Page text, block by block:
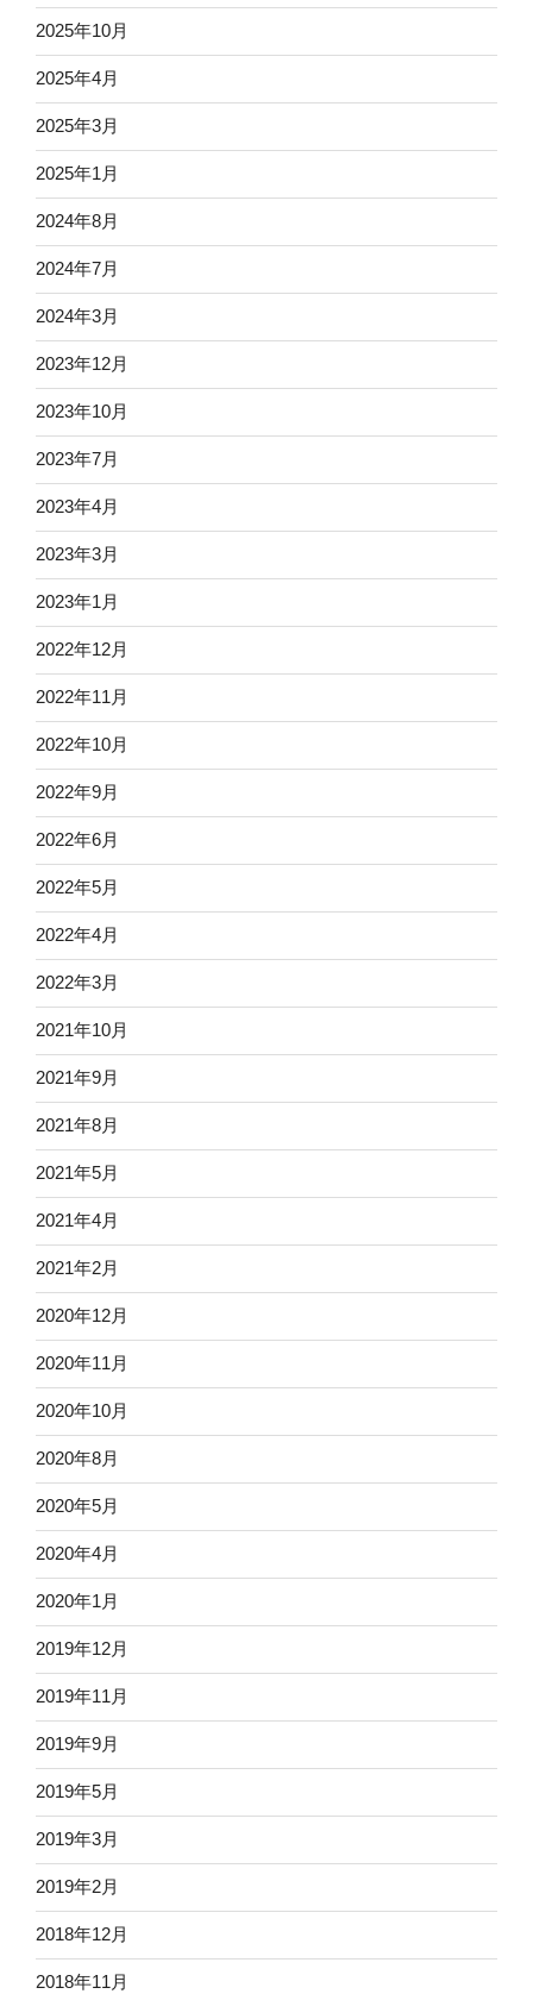
2025年10月
2025年4月
2025年3月
2025年1月
2024年8月
2024年7月
2024年3月
2023年12月
2023年10月
2023年7月
2023年4月
2023年3月
2023年1月
2022年12月
2022年11月
2022年10月
2022年9月
2022年6月
2022年5月
2022年4月
2022年3月
2021年10月
2021年9月
2021年8月
2021年5月
2021年4月
2021年2月
2020年12月
2020年11月
2020年10月
2020年8月
2020年5月
2020年4月
2020年1月
2019年12月
2019年11月
2019年9月
2019年5月
2019年3月
2019年2月
2018年12月
2018年11月